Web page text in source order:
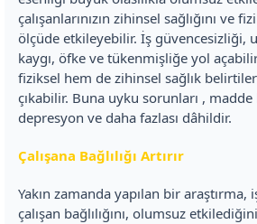
çalışanlarınızın zihinsel sağlığını ve
ölçüde etkileyebilir. İş güvencesizliği,
kaygı, öfke ve tükenmişliğe yol
fiziksel hem de zihinsel sağlık
çıkabilir. Buna uyku sorunları , madde
depresyon ve daha fazlası dâhildir.
Çalışana Bağlılığı Artırır
Yakın zamanda yapılan bir
çalışan bağlılığını, olumsuz